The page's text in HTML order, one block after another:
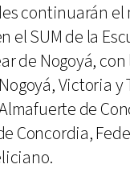
continuarán el
el SUM de la
de Nogoyá,
Victoria y
de
Concordia,